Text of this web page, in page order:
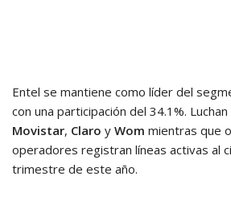
Entel se mantiene como líder del
con una participación del 34.1%.
Movistar, Claro y Wom mientras que
operadores registran líneas activas al
trimestre de este año.